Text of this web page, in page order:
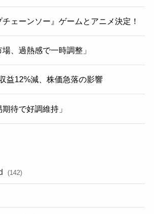
ェーンソー』ゲームとアニメ決定！
場、過熱感で一時調整」
益12%減、株価急落の影響
待で好調維持」
(142)